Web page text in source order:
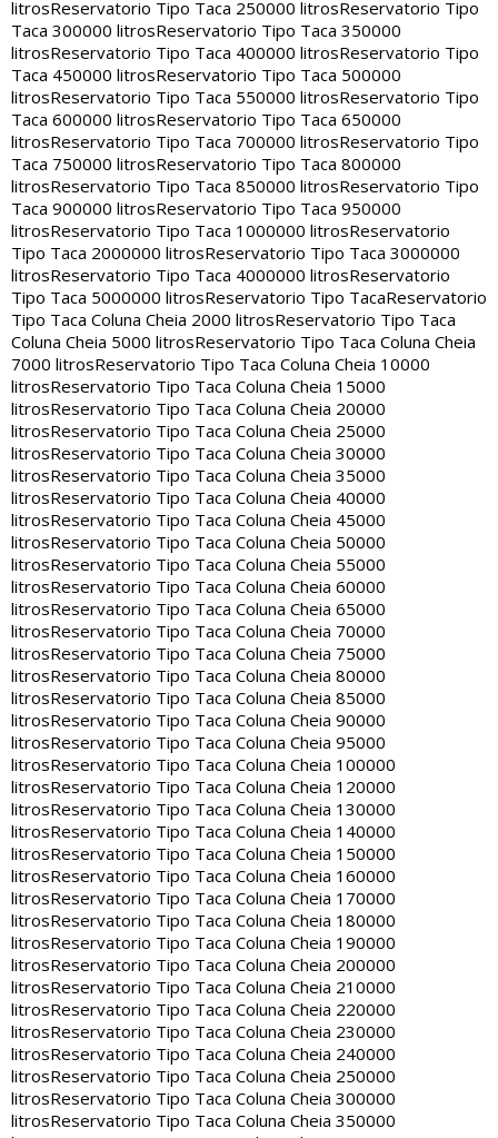
litrosReservatorio Tipo Taca 250000 litrosReservatorio Tipo
Taca 300000 litrosReservatorio Tipo Taca 350000
litrosReservatorio Tipo Taca 400000 litrosReservatorio Tipo
Taca 450000 litrosReservatorio Tipo Taca 500000
litrosReservatorio Tipo Taca 550000 litrosReservatorio Tipo
Taca 600000 litrosReservatorio Tipo Taca 650000
litrosReservatorio Tipo Taca 700000 litrosReservatorio Tipo
Taca 750000 litrosReservatorio Tipo Taca 800000
litrosReservatorio Tipo Taca 850000 litrosReservatorio Tipo
Taca 900000 litrosReservatorio Tipo Taca 950000
litrosReservatorio Tipo Taca 1000000 litrosReservatorio
Tipo Taca 2000000 litrosReservatorio Tipo Taca 3000000
litrosReservatorio Tipo Taca 4000000 litrosReservatorio
Tipo Taca 5000000 litrosReservatorio Tipo TacaReservatorio
Tipo Taca Coluna Cheia 2000 litrosReservatorio Tipo Taca
Coluna Cheia 5000 litrosReservatorio Tipo Taca Coluna Cheia
7000 litrosReservatorio Tipo Taca Coluna Cheia 10000
litrosReservatorio Tipo Taca Coluna Cheia 15000
litrosReservatorio Tipo Taca Coluna Cheia 20000
litrosReservatorio Tipo Taca Coluna Cheia 25000
litrosReservatorio Tipo Taca Coluna Cheia 30000
litrosReservatorio Tipo Taca Coluna Cheia 35000
litrosReservatorio Tipo Taca Coluna Cheia 40000
litrosReservatorio Tipo Taca Coluna Cheia 45000
litrosReservatorio Tipo Taca Coluna Cheia 50000
litrosReservatorio Tipo Taca Coluna Cheia 55000
litrosReservatorio Tipo Taca Coluna Cheia 60000
litrosReservatorio Tipo Taca Coluna Cheia 65000
litrosReservatorio Tipo Taca Coluna Cheia 70000
litrosReservatorio Tipo Taca Coluna Cheia 75000
litrosReservatorio Tipo Taca Coluna Cheia 80000
litrosReservatorio Tipo Taca Coluna Cheia 85000
litrosReservatorio Tipo Taca Coluna Cheia 90000
litrosReservatorio Tipo Taca Coluna Cheia 95000
litrosReservatorio Tipo Taca Coluna Cheia 100000
litrosReservatorio Tipo Taca Coluna Cheia 120000
litrosReservatorio Tipo Taca Coluna Cheia 130000
litrosReservatorio Tipo Taca Coluna Cheia 140000
litrosReservatorio Tipo Taca Coluna Cheia 150000
litrosReservatorio Tipo Taca Coluna Cheia 160000
litrosReservatorio Tipo Taca Coluna Cheia 170000
litrosReservatorio Tipo Taca Coluna Cheia 180000
litrosReservatorio Tipo Taca Coluna Cheia 190000
litrosReservatorio Tipo Taca Coluna Cheia 200000
litrosReservatorio Tipo Taca Coluna Cheia 210000
litrosReservatorio Tipo Taca Coluna Cheia 220000
litrosReservatorio Tipo Taca Coluna Cheia 230000
litrosReservatorio Tipo Taca Coluna Cheia 240000
litrosReservatorio Tipo Taca Coluna Cheia 250000
litrosReservatorio Tipo Taca Coluna Cheia 300000
litrosReservatorio Tipo Taca Coluna Cheia 350000